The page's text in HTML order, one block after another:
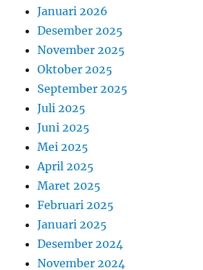
Januari 2026
Desember 2025
November 2025
Oktober 2025
September 2025
Juli 2025
Juni 2025
Mei 2025
April 2025
Maret 2025
Februari 2025
Januari 2025
Desember 2024
November 2024